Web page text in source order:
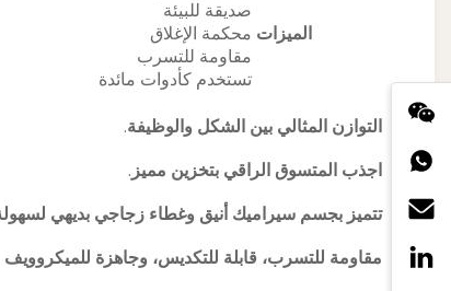
الميزات
صديقة للبيئة
محكمة الإغلاق
مقاومة للتسرب
تستخدم كأدوات مائدة
التوازن المثالي بين الشكل والوظيفة.
اجذب المتسوق الراقي بتخزين مميز.
تتميز بجسم سيراميك أنيق وغطاء زجاجي بديهي لسهولة
مقاومة للتسرب، قابلة للتكديس، وجاهزة